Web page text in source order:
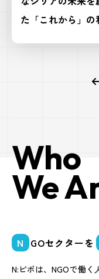
た「これから」の
Who
We
N GOセクターを
N:ピボは、NGOで働